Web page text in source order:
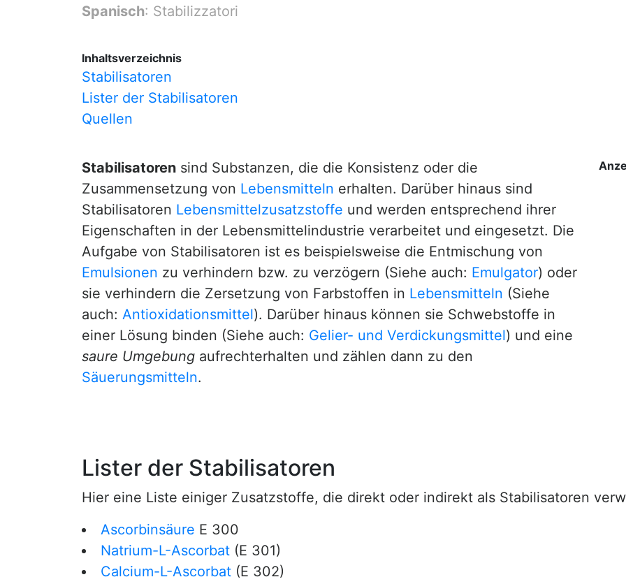
Spanisch: Stabilizzatori
Inhaltsverzeichnis
Stabilisatoren
Lister der Stabilisatoren
Quellen
Stabilisatoren sind Substanzen, die die Konsistenz oder die
Zusammensetzung von Lebensmitteln erhalten. Darüber hinaus sind
Stabilisatoren Lebensmittelzusatzstoffe und werden entsprechend ihrer
Eigenschaften in der Lebensmittelindustrie verarbeitet und eingesetzt. Die
Aufgabe von Stabilisatoren ist es beispielsweise die Entmischung von
Emulsionen zu verhindern bzw. zu verzögern (Siehe auch: Emulgator) oder
sie verhindern die Zersetzung von Farbstoffen in Lebensmitteln (Siehe
auch: Antioxidationsmittel). Darüber hinaus können sie Schwebstoffe in
einer Lösung binden (Siehe auch: Gelier- und Verdickungsmittel) und eine
saure Umgebung aufrechterhalten und zählen dann zu den
Säuerungsmitteln.
Lister der Stabilisatoren
Hier eine Liste einiger Zusatzstoffe, die direkt oder indirekt als Stabilisatoren
Ascorbinsäure E 300
Natrium-L-Ascorbat (E 301)
Calcium-L-Ascorbat (E 302)